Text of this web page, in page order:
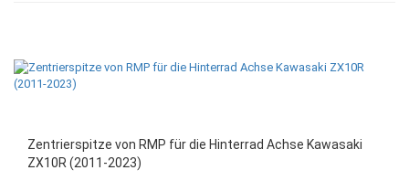
Zentrierspitze von RMP für die Hinterrad Achse Kawasaki
ZX10R (2011-2023)